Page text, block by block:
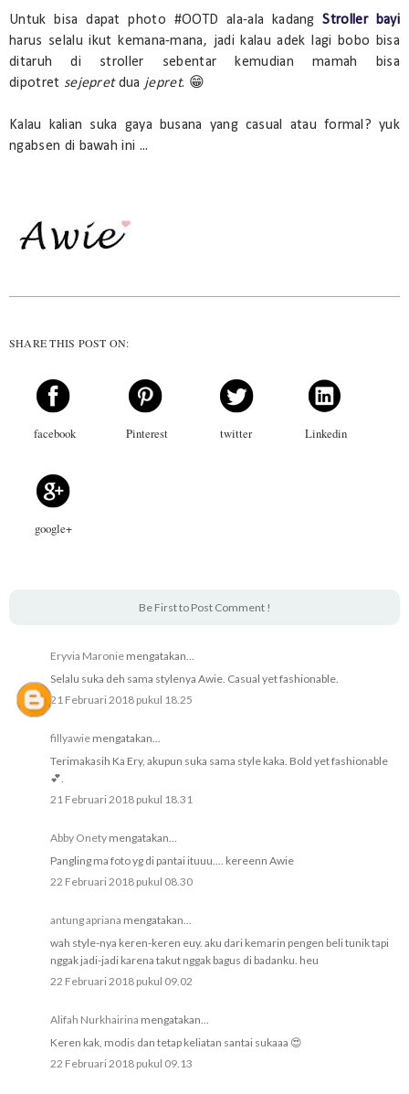
Untuk bisa dapat photo #OOTD ala-ala kadangStroller bayi
harus selalu ikut kemana-mana, jadi kalau adek lagi bobo bisa
ditaruh di stroller sebentar kemudian mamah bisa
dipotret sejepretdua jepret. 😁
Kalau kalian suka gaya busana yang casual atau formal? yuk
ngabsen di bawah ini ...
SHARE THIS POST ON:
facebook Pinterest twitter Linkedin
google+
Be First to Post Comment !
Eryvia Maronie mengatakan...
Selalu suka deh sama stylenya Awie. Casual yet fashionable.
21 Februari 2018 pukul 18.25
fillyawie mengatakan...
Terimakasih Ka Ery, akupun suka sama style kaka. Bold yet fashionable
💕.
21 Februari 2018 pukul 18.31
Abby Onety mengatakan...
Pangling ma foto yg di pantai ituuu.... kereenn Awie
22 Februari 2018 pukul 08.30
antung apriana mengatakan...
wah style-nya keren-keren euy. aku dari kemarin pengen beli tunik tapi
nggak jadi-jadi karena takut nggak bagus di badanku. heu
22 Februari 2018 pukul 09.02
Alifah Nurkhairina mengatakan...
Keren kak, modis dan tetap keliatan santai sukaaa 😍
22 Februari 2018 pukul 09.13